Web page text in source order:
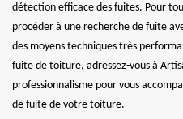
détection efficace des fuites. Pour
procéder à une recherche de fuite
des moyens techniques très
fuite de toiture, adressez-vous à
professionnalisme pour vous
de fuite de votre toiture.